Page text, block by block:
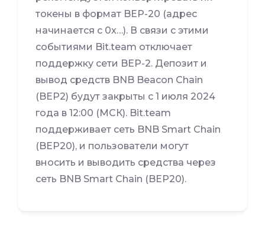
токены в формат BEP-20 (адрес
начинается с 0x…). В связи с этими
событиями Bit.team отключает
поддержку сети BEP-2. Депозит и
вывод средств BNB Beacon Chain
(BEP2) будут закрыты с 1 июля 2024
года в 12:00 (МСК). Bit.team
поддерживает сеть BNB Smart Chain
(BEP20), и пользователи могут
вносить и выводить средства через
сеть BNB Smart Chain (BEP20).